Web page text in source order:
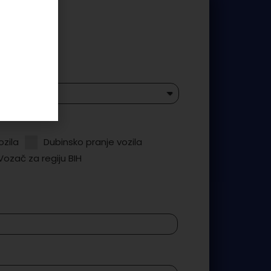
Dubinsko pranje vozila
za regiju BIH